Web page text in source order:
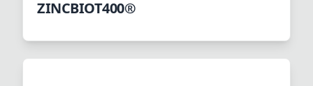
ZINCBIOT400®